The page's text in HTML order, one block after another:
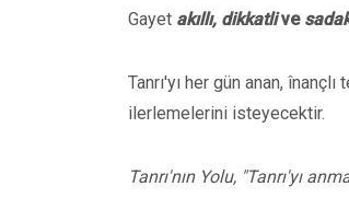
Gayet akıllı, dikkatlive
Tanrı'yı her gün anan,
ilerlemelerini isteyecektir.
Tanrı'nın Yolu, "Tanrı'yı